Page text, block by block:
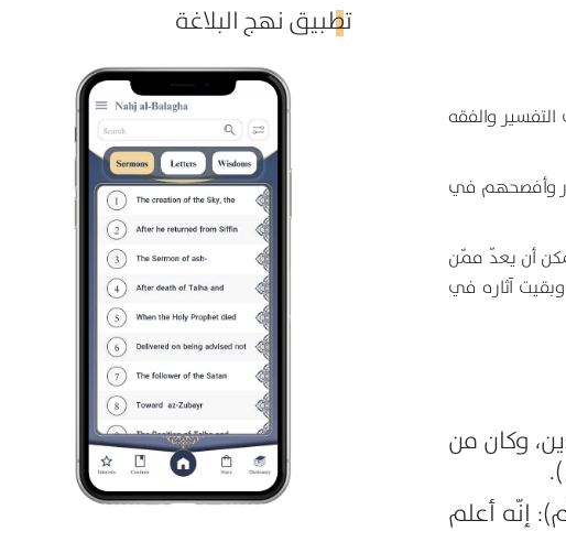
والفقه
وأفصحهم في
أن يعدّ ممّن
آثاره في
وكان من
إنّه أعلم
تطبيق نهج البلاغة